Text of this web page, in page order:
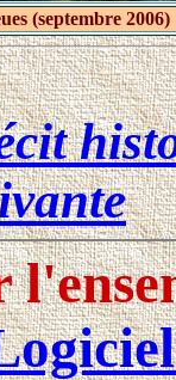
(septembre 2006)